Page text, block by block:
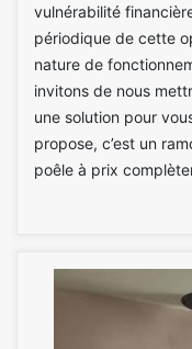
vulnérabilité
périodique de cette
nature de
invitons de nous
une solution pour
propose, c’est un
poêle à prix